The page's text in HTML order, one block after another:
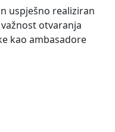
uspješno realiziran
otvaranja
kao ambasadore